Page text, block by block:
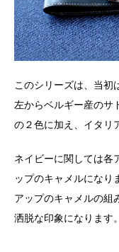
このシリーズは、当初
左からベルギー産のサ
の２色に加え、イタ
ネイビーに関しては各
ップのキャメルになり
アップのキャメルの組
洒脱な印象になります。